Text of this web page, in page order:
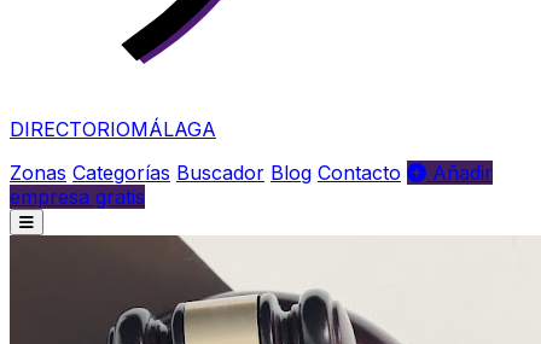
DIRECTORIOMÁLAGA
Zonas Categorías Buscador Blog Contacto
Añadir
empresa gratis